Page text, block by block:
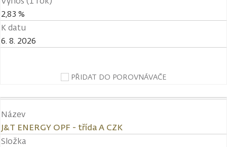
2,83 %
K datu
6. 8. 2026
PŘIDAT DO POROVNÁVAČE
Název
J&T ENERGY OPF - třída A CZK
Složka